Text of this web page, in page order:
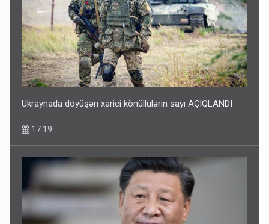
Media və Yayım Şurasına əlavə hüquq və vəzifələr verilib
13:24
Kartdan karta istədiyiniz qədər köçürmə edə bilərsiniz -
Ukraynada döyüşən xarici könüllülərin sayı AÇIQLANDI
17:19